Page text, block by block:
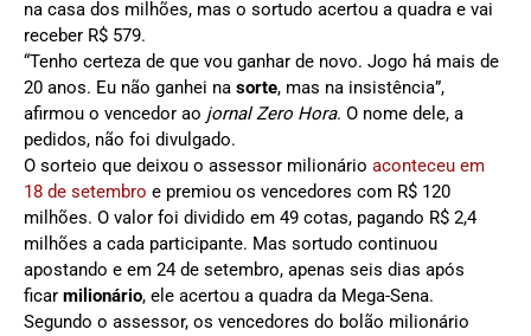
na casa dos milhões, mas o sortudo acertou a quadra e vai
receber R$ 579.
“Tenho certeza de que vou ganhar de novo. Jogo há mais de
20 anos. Eu não ganhei na sorte, mas na insistência”,
afirmou o vencedor ao jornal Zero Hora. O nome dele, a
pedidos, não foi divulgado.
O sorteio que deixou o assessor milionário aconteceu em
18 de setembro e premiou os vencedores com R$ 120
milhões. O valor foi dividido em 49 cotas, pagando R$ 2,4
milhões a cada participante. Mas sortudo continuou
apostando e em 24 de setembro, apenas seis dias após
ficar milionário, ele acertou a quadra da Mega-Sena.
Segundo o assessor, os vencedores do bolão milionário